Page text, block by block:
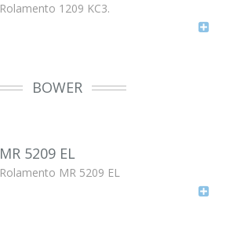
Rolamento 1209 KC3.
BOWER
MR 5209 EL
Rolamento MR 5209 EL